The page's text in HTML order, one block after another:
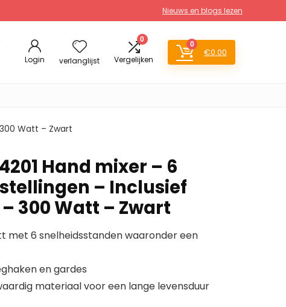
Nieuws en blogs lezen
Login verlanglijst
0
Vergelijken
0
€0.00
Watt – Zwart
Hand mixer – 6
– Inclusief
300 Watt – Zwart
met 6 snelheidsstanden waaronder een
en gardes
materiaal voor een lange levensduur